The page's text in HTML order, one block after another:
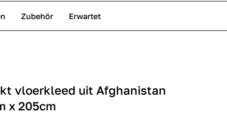
Zubehör Erwartet
vloerkleed uit Afghanistan
x 205cm